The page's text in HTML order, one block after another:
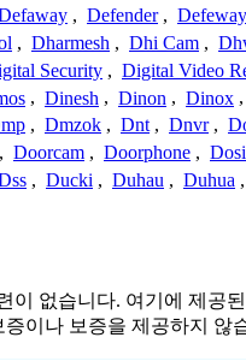
, Defender , Defeway
, Dharmesh , Dhi Cam ,
Security , Digital Video
, Dinesh , Dinon , Dinox ,
, Dmzok , Dnt , Dnvr ,
, Doorcam , Doorphone ,
, Ducki , Duhau , Duhua ,
이 없습니다. 여기에 제
이나 보증을 제공하지 않